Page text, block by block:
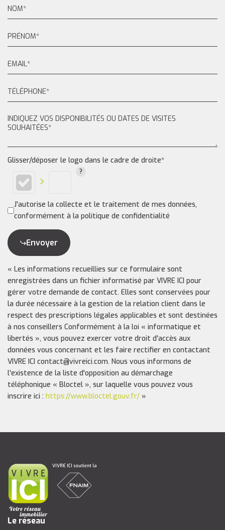
Glisser/déposer le logo dans le cadre de droite*
J'autorise la collecte et le traitement de mes données,
conformément à la politique de confidentialité
Envoyer
« Les informations recueillies sur ce formulaire sont
enregistrées dans un fichier informatisé par VIVRE ICI pour
gérer votre demande de contact. Elles sont conservées pour
la durée nécessaire à la gestion de la relation client dans le
respect des prescriptions légales applicables et sont destinées
à nos conseillers Conformément à la loi « informatique et
libertés », vous pouvez exercer votre droit d'accès aux
données vous concernant et les faire rectifier en contactant
VIVRE ICI contact@vivreici.com. Nous vous informons de
l'existence de la liste d'opposition au démarchage
téléphonique « Bloctel », sur laquelle vous pouvez vous
inscrire ici : https://www.bloctel.gouv.fr/ »
Le réseau